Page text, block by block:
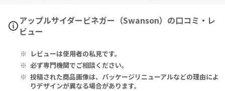
えることがあります。
血糖値を下げる可能性が示唆されているため、血糖コントロール中の
糖尿病患者さんはご注意ください。
それがあります。
インスリン、利尿薬、刺激性下剤をお使いの方は、低カリウム血症を
引き起こす可能性があります。
ツクシ、甘草の根との併用はカリウム欠乏のリスクを増加させます。
Serving Size 2 Capsules:
Apple Cider Vinegar Powder 1.25g.
ellulose (Plant Fiber), Magnesium Stearate.
2粒あたり：
リンゴ酢パウダー 1.25g
アップルサイダービネガー（Swanson）の口コミ・レ
ビュー
レビューは使用者の私見です。
必ず専門機関でご相談ください。
投稿された商品画像は、パッケージリニューアルなどの理由によ
りデザインが異なる場合があります。